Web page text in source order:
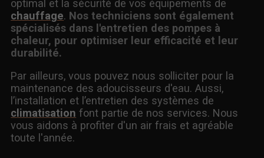
optimal et la sécurité de vos équipements de
chauffage. Nos techniciens sont également
spécialisés dans l'entretien des pompes à
chaleur, pour optimiser leur efficacité et leur
durabilité.
Par ailleurs, vous pouvez nous solliciter pour la
maintenance des adoucisseurs d'eau. Aussi,
l’installation et l’entretien des systèmes de
climatisation font partie de nos services. Nous
vous aidons à profiter d'un air frais et agréable
toute l'année.